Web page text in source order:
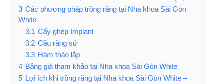
3 Các phương pháp trồng răng tại Nha khoa Sài Gòn
White
3.1 Cấy ghép Implant
3.2 Cầu răng sứ
3.3 Hàm tháo lắp
4 Bảng giá tham khảo tại Nha khoa Sài Gòn White
5 Lợi ích khi trồng răng tại Nha khoa Sài Gòn White –